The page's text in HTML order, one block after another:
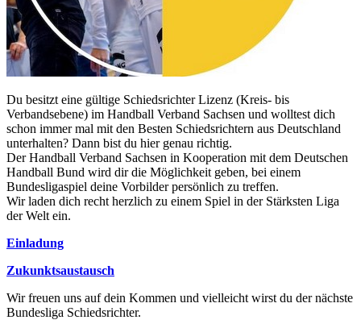
Du besitzt eine gültige Schiedsrichter Lizenz (Kreis- bis
Verbandsebene) im Handball Verband Sachsen und wolltest dich
schon immer mal mit den Besten Schiedsrichtern aus Deutschland
unterhalten? Dann bist du hier genau richtig.
Der Handball Verband Sachsen in Kooperation mit dem Deutschen
Handball Bund wird dir die Möglichkeit geben, bei einem
Bundesligaspiel deine Vorbilder persönlich zu treffen.
Wir laden dich recht herzlich zu einem Spiel in der Stärksten Liga
der Welt ein.
Einladung
Zukunktsaustausch
Wir freuen uns auf dein Kommen und vielleicht wirst du der nächste
Bundesliga Schiedsrichter.